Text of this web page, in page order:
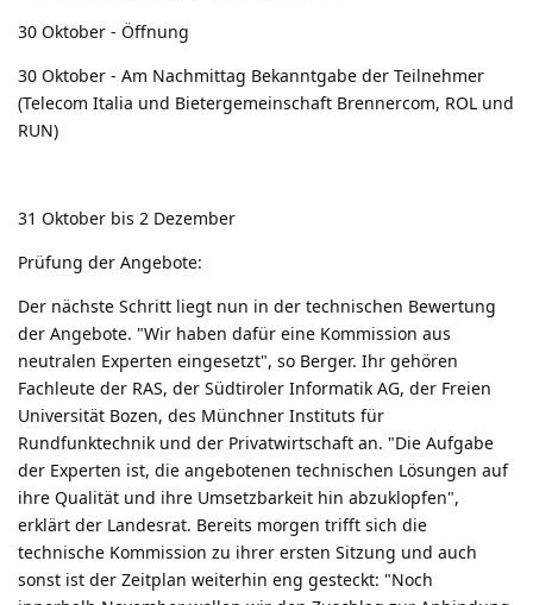
30 Oktober - Öffnung
30 Oktober - Am Nachmittag Bekanntgabe der Teilnehmer
(Telecom Italia und Bietergemeinschaft Brennercom, ROL und
RUN)
31 Oktober bis 2 Dezember
Prüfung der Angebote:
Der nächste Schritt liegt nun in der technischen Bewertung
der Angebote. "Wir haben dafür eine Kommission aus
neutralen Experten eingesetzt", so Berger. Ihr gehören
Fachleute der RAS, der Südtiroler Informatik AG, der Freien
Universität Bozen, des Münchner Instituts für
Rundfunktechnik und der Privatwirtschaft an. "Die Aufgabe
der Experten ist, die angebotenen technischen Lösungen auf
ihre Qualität und ihre Umsetzbarkeit hin abzuklopfen",
erklärt der Landesrat. Bereits morgen trifft sich die
technische Kommission zu ihrer ersten Sitzung und auch
sonst ist der Zeitplan weiterhin eng gesteckt: "Noch